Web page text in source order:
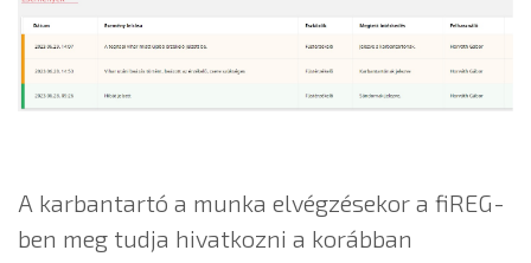
A karbantartó a munka elvégzésekor a fiREG-
ben meg tudja hivatkozni a korábban